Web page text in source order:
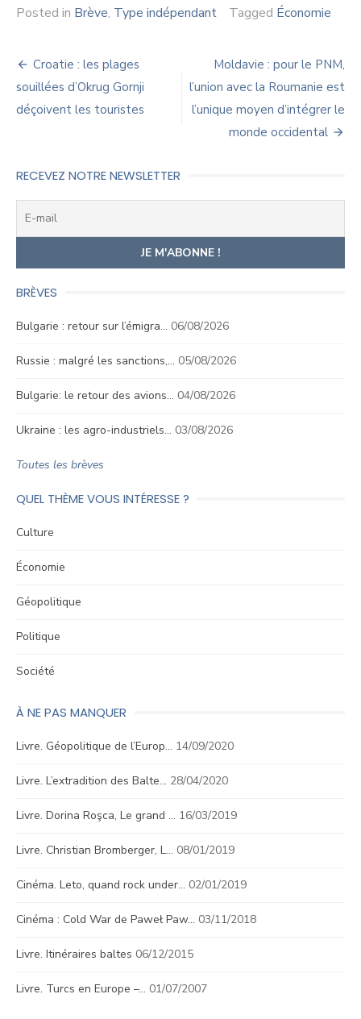
Posted in Brève, Type indépendant Tagged Économie
Navigation
de
l’article
Croatie : les plages
souillées d’Okrug Gornji
déçoivent les touristes
Moldavie : pour le PNM,
l’union avec la Roumanie est
l’unique moyen d’intégrer le
monde occidental
RECEVEZ NOTRE NEWSLETTER
BRÈVES
Bulgarie : retour sur l’émigra… 06/08/2026
Russie : malgré les sanctions,… 05/08/2026
Bulgarie: le retour des avions… 04/08/2026
Ukraine : les agro-industriels… 03/08/2026
Toutes les brèves
QUEL THÈME VOUS INTÉRESSE ?
Culture
Économie
Géopolitique
Politique
Société
À NE PAS MANQUER
Livre. Géopolitique de l’Europ… 14/09/2020
Livre. L’extradition des Balte… 28/04/2020
Livre. Dorina Roşca, Le grand … 16/03/2019
Livre. Christian Bromberger, L… 08/01/2019
Cinéma. Leto, quand rock under… 02/01/2019
Cinéma : Cold War de Paweł Paw… 03/11/2018
Livre. Itinéraires baltes 06/12/2015
Livre. Turcs en Europe –… 01/07/2007